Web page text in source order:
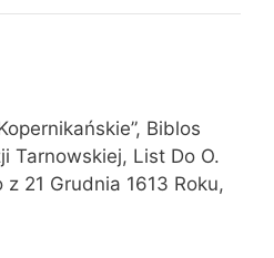
Biblos
Tarnowskiej, List Do O.
21 Grudnia 1613 Roku,